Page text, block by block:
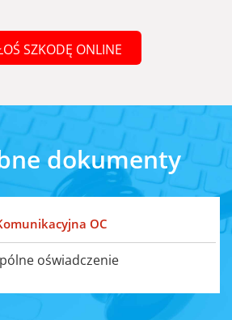
SZKODĘ ONLINE
dokumenty
OC
oświadczenie